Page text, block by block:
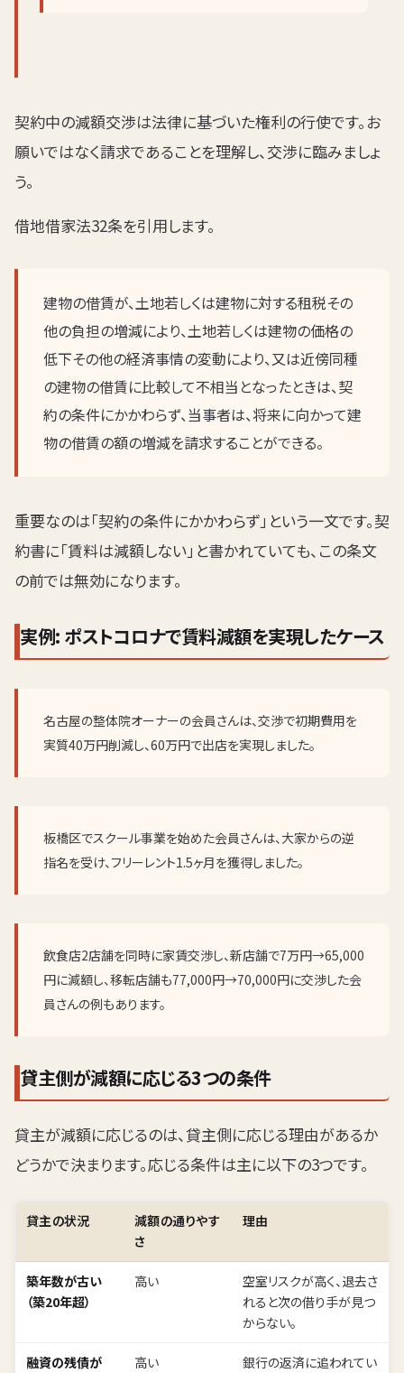
契約中の減額交渉は法律に基づいた権利の行使です。お
願いではなく請求であることを理解し、交渉に臨みましょ
う。
借地借家法32条を引用します。
建物の借賃が、土地若しくは建物に対する租税その
他の負担の増減により、土地若しくは建物の価格の
低下その他の経済事情の変動により、又は近傍同種
の建物の借賃に比較して不相当となったときは、契
約の条件にかかわらず、当事者は、将来に向かって建
物の借賃の額の増減を請求することができる。
重要なのは「契約の条件にかかわらず」という一文です。契
約書に「賃料は減額しない」と書かれていても、この条文
の前では無効になります。
実例: ポストコロナで賃料減額を実現したケース
名古屋の整体院オーナーの会員さんは、交渉で初期費用を
実質40万円削減し、60万円で出店を実現しました。
板橋区でスクール事業を始めた会員さんは、大家からの逆
指名を受け、フリーレント1.5ヶ月を獲得しました。
飲食店2店舗を同時に家賃交渉し、新店舗で7万円→65,000
円に減額し、移転店舗も77,000円→70,000円に交渉した会
員さんの例もあります。
貸主側が減額に応じる3つの条件
貸主が減額に応じるのは、貸主側に応じる理由があるか
どうかで決まります。応じる条件は主に以下の3つです。
貸主の状況
減額の通りやす
さ
理由
築年数が古い
（築20年超）
高い
空室リスクが高く、退去さ
れると次の借り手が見つ
からない。
融資の残債が
高い
銀行の返済に追われてい